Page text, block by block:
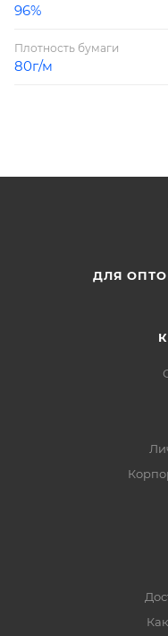
96%
Плотность бумаги
80г/м
ДЛЯ